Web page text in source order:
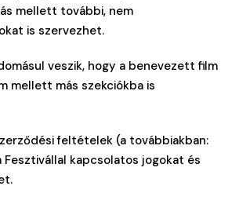
mellett további, nem
is szervezhet.
veszik, hogy a benevezett film
mellett más szekciókba is
feltételek (a továbbiakban:
Fesztivállal kapcsolatos jogokat és